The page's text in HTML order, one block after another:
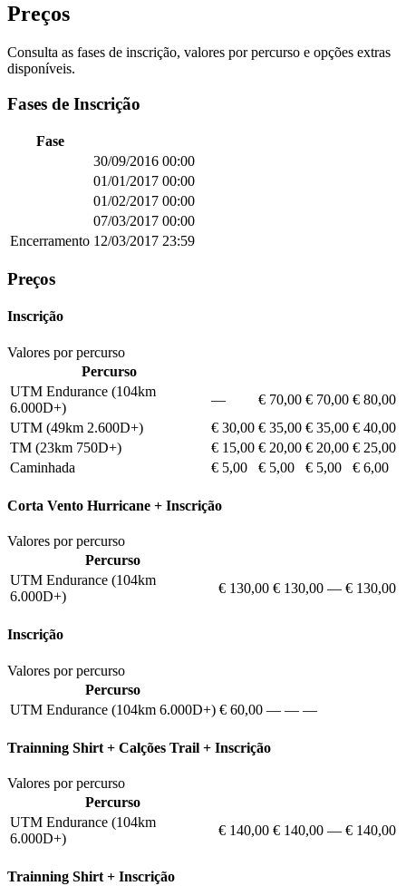
Preços
Consulta as fases de inscrição, valores por percurso e opções extras
disponíveis.
Fases de Inscrição
Fase
30/09/2016 00:00
01/01/2017 00:00
01/02/2017 00:00
07/03/2017 00:00
Encerramento 12/03/2017 23:59
Preços
Inscrição
Valores por percurso
Percurso
UTM Endurance (104km
6.000D+)
— € 70,00 € 70,00 € 80,00
UTM (49km 2.600D+)
€ 30,00 € 35,00 € 35,00 € 40,00
TM (23km 750D+)
€ 15,00 € 20,00 € 20,00 € 25,00
Caminhada
€ 5,00 € 5,00 € 5,00 € 6,00
Corta Vento Hurricane + Inscrição
Valores por percurso
Percurso
UTM Endurance (104km
6.000D+)
€ 130,00 € 130,00 — € 130,00
Inscrição
Valores por percurso
Percurso
UTM Endurance (104km 6.000D+) € 60,00 — — —
Trainning Shirt + Calções Trail + Inscrição
Valores por percurso
Percurso
UTM Endurance (104km
6.000D+)
€ 140,00 € 140,00 — € 140,00
Trainning Shirt + Inscrição